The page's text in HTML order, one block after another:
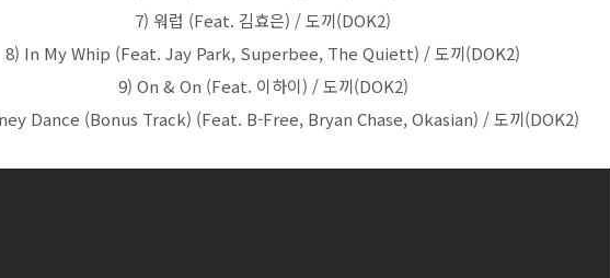
7) 워럽 (Feat. 김효은) / 도끼(DOK2)
8) In My Whip (Feat. Jay Park, Superbee, The Quiett) / 도끼(DOK2)
9) On & On (Feat. 이하이) / 도끼(DOK2)
Dance (Bonus Track) (Feat. B-Free, Bryan Chase, Okasian) / 도끼(DOK2)